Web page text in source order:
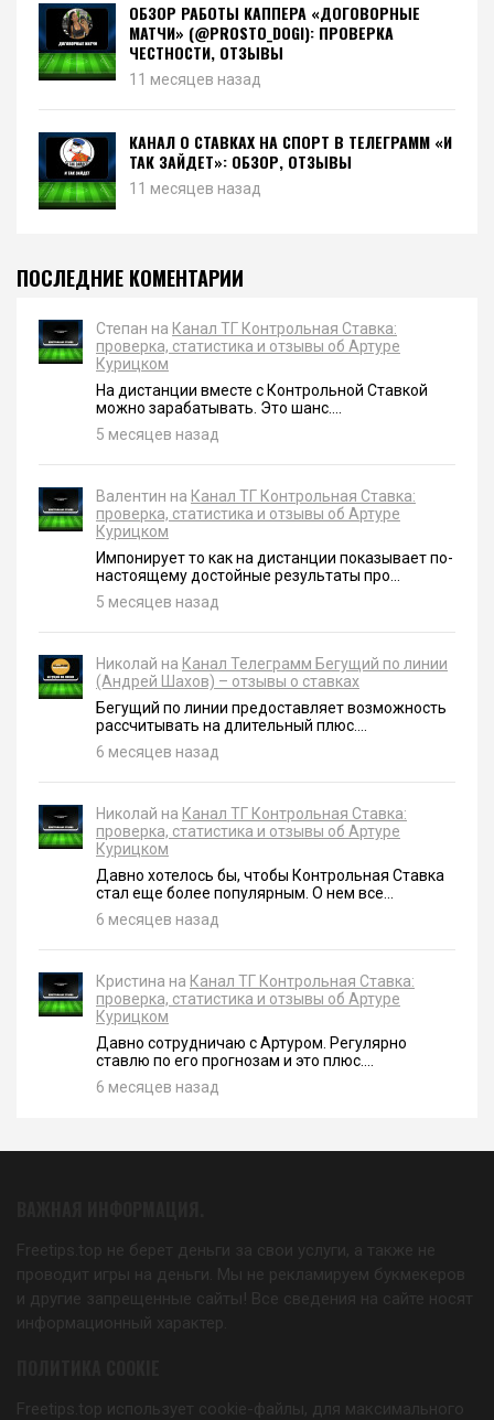
ОБЗОР РАБОТЫ КАППЕРА «ДОГОВОРНЫЕ
МАТЧИ» (@PROSTO_DOGI): ПРОВЕРКА
ЧЕСТНОСТИ, ОТЗЫВЫ
11 месяцев назад
КАНАЛ О СТАВКАХ НА СПОРТ В ТЕЛЕГРАММ «И
ТАК ЗАЙДЕТ»: ОБЗОР, ОТЗЫВЫ
11 месяцев назад
ПОСЛЕДНИЕ КОМЕНТАРИИ
Степан на Канал ТГ Контрольная Ставка:
проверка, статистика и отзывы об Артуре
Курицком
На дистанции вместе с Контрольной Ставкой
можно зарабатывать. Это шанс....
5 месяцев назад
Валентин на Канал ТГ Контрольная Ставка:
проверка, статистика и отзывы об Артуре
Курицком
Импонирует то как на дистанции показывает по-
настоящему достойные результаты про...
5 месяцев назад
Николай на Канал Телеграмм Бегущий по линии
(Андрей Шахов) – отзывы о ставках
Бегущий по линии предоставляет возможность
рассчитывать на длительный плюс....
6 месяцев назад
Николай на Канал ТГ Контрольная Ставка:
проверка, статистика и отзывы об Артуре
Курицком
Давно хотелось бы, чтобы Контрольная Ставка
стал еще более популярным. О нем все...
6 месяцев назад
Кристина на Канал ТГ Контрольная Ставка:
проверка, статистика и отзывы об Артуре
Курицком
Давно сотрудничаю с Артуром. Регулярно
ставлю по его прогнозам и это плюс....
6 месяцев назад
Freetips.top не берет деньги за свои услуги, а также не
проводит игры на деньги. Мы не рекламируем букмекеров
и другие запрещенные сайты! Все сведения на сайте носят
информационный характер.
Freetips.top использует cookie-файлы, для максимального